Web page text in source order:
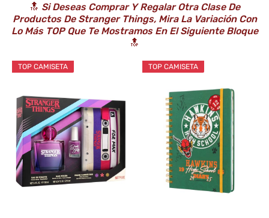
🔝 Si Deseas Comprar Y Regalar Otra Clase De
Productos De Stranger Things, Mira La Variación Con
Lo Más TOP Que Te Mostramos En El Siguiente Bloque
🔝
TOP CAMISETA TOP CAMISETA